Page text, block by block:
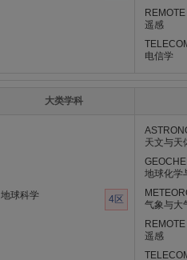
遥感
电信学
大类学科
地球科学 4区
天文与天
地球化学
气象与大
遥感